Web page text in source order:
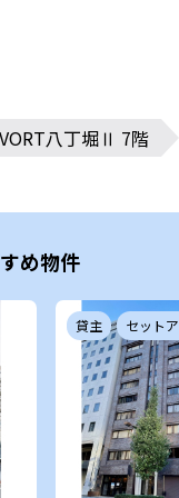
VORT八丁堀Ⅱ 7階
め物件
貸主 セット